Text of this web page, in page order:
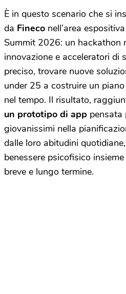
È in questo scenario che si
da Fineco nell’area
Summit 2026: un hackathon
innovazione e acceleratori di
preciso, trovare nuove
under 25 a costruire un
nel tempo. Il risultato,
un prototipo di app pensata
giovanissimi nella
dalle loro abitudini
benessere psicofisico
breve e lungo termine.